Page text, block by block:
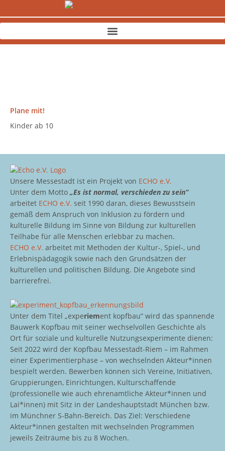
Inhalt
springen
Plane mit!
Kinder ab 10
Unsere Messestadt ist ein Projekt von ECHO e.V.
Unter dem Motto „Es ist normal, verschieden zu sein“
arbeitet ECHO e.V. seit 1990 daran, dieses Bewusstsein
gemäß dem Anspruch von Inklusion zu fördern und
kulturelle Bildung im Sinne von Bildung zur kulturellen
Teilhabe für alle Menschen erlebbar zu machen.
ECHO e.V. arbeitet mit Methoden der Kultur-, Spiel-, und
Erlebnispädagogik sowie nach den Grundsätzen der
kulturellen und politischen Bildung. Die Angebote sind
barrierefrei.
Unter dem Titel „experiement kopfbau“ wird das spannende
Bauwerk Kopfbau mit seiner wechselvollen Geschichte als
Ort für soziale und kulturelle Nutzungsexperimente dienen:
Seit 2022 wird der Kopfbau Messestadt-Riem – im Rahmen
einer Experimentierphase – von wechselnden Akteur*innen
bespielt werden. Bewerben können sich Vereine, Initiativen,
Gruppierungen, Einrichtungen, Kulturschaffende
(professionelle wie auch ehrenamtliche Akteur*innen und
Lai*innen) mit Sitz in der Landeshauptstadt München bzw.
im Münchner S-Bahn-Bereich. Das Ziel: Verschiedene
Akteur*innen gestalten mit wechselnden Programmen
jeweils Zeiträume bis zu 8 Wochen.